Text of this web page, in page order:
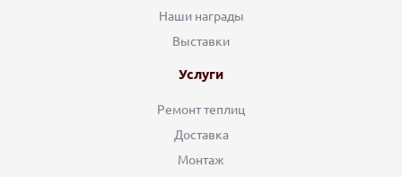
Наши награды
Выставки
Услуги
Ремонт теплиц
Доставка
Монтаж